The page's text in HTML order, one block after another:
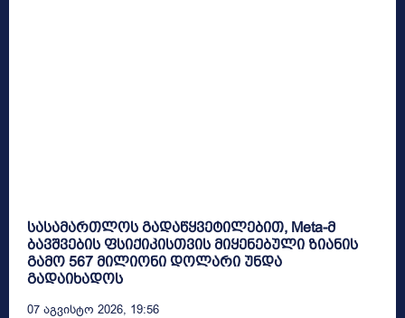
სასამართლოს გადაწყვეტილებით, Meta-მ
ბავშვების ფსიქიკისთვის მიყენებული ზიანის
გამო 567 მილიონი დოლარი უნდა
გადაიხადოს
07 Აგვისტო 2026, 19:56